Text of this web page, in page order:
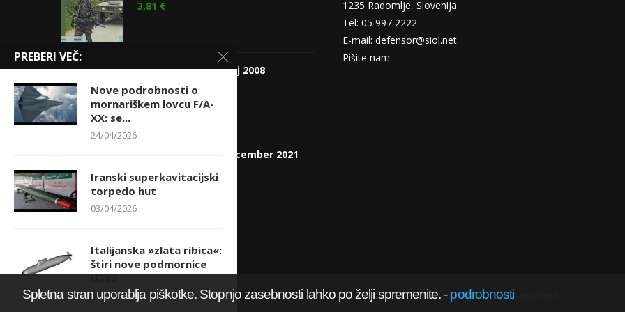
Spletna stran uporablja piškotke. Stopnjo zasebnosti lahko po želji spremenite.-podrobnosti
3,81 €
Revija Obramba, julij 2008
3,81€
Revija Obramba, december 2021
4,75€
1235 Radomlje, Slovenija
Tel: 05 997 2222
E-mail: defensor@siol.net
Pišite nam
@2022 obramba.com - All Right Reserved.
PREBERI VEČ:
Nove podrobnosti o
mornariškem lovcu F/A-
XX: se...
24/04/2026
Iranski superkavitacijski
torpedo hut
03/04/2026
Italijanska »zlata ribica«:
štiri nove podmornice
U212...
16/03/2026